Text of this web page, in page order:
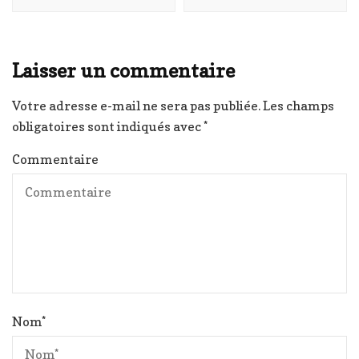
Laisser un commentaire
Votre adresse e-mail ne sera pas publiée.Les champs
obligatoires sont indiqués avec*
Commentaire
Nom*